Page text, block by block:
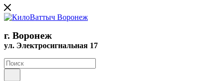
г. Воронеж
ул. Электросигнальная 17